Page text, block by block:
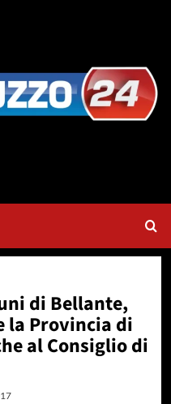
di Bellante,
la Provincia di
al Consiglio di